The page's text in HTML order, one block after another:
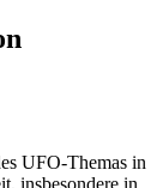
UFO-Themas in